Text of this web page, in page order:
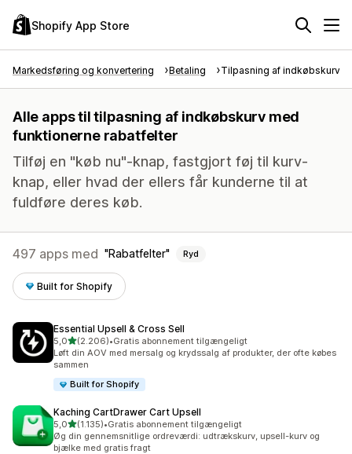
Shopify App Store
Markedsføring og konvertering Betaling Tilpasning af indkøbskurv
Alle apps til tilpasning af indkøbskurv med
funktionerne rabatfelter
Tilføj en "køb nu"-knap, fastgjort føj til kurv-
knap, eller hvad der ellers får kunderne til at
fuldføre deres køb.
497 apps med Rabatfelter Ryd
Built for Shopify
Essential Upsell & Cross Sell
5,0ud af 5 stjerner
(2.206)
2206 anmeldelser i alt
•Gratis abonnement tilgængeligt
Løft din AOV med mersalg og krydssalg af produkter, der ofte købes
sammen
Built for Shopify
Kaching CartDrawer Cart Upsell
5,0ud af 5 stjerner
(1.135)
1135 anmeldelser i alt
•Gratis abonnement tilgængeligt
Øg din gennemsnitlige ordreværdi: udtrækskurv, upsell-kurv og
bjælke med gratis fragt